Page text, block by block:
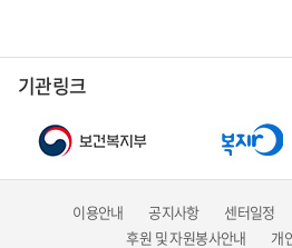
기관링크
이용안내 공지사항 센터일정
후원 및 자원봉사안내
개